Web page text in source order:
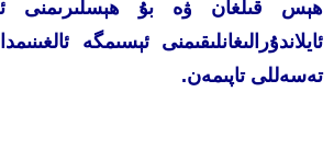
ھېس قىلغان ۋە بۇ ھېسلىرىمنى
ئايلاندۇرالىغانلىقىمنى ئېسىمگە
تەسەللى تاپىمەن.